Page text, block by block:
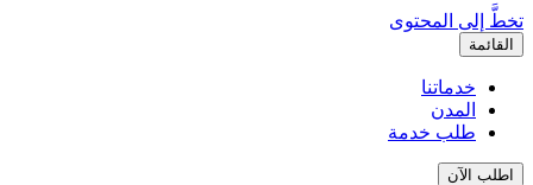
تخطَّ إلى المحتوى
القائمة
خدماتنا
المدن
طلب خدمة
اطلب الآن